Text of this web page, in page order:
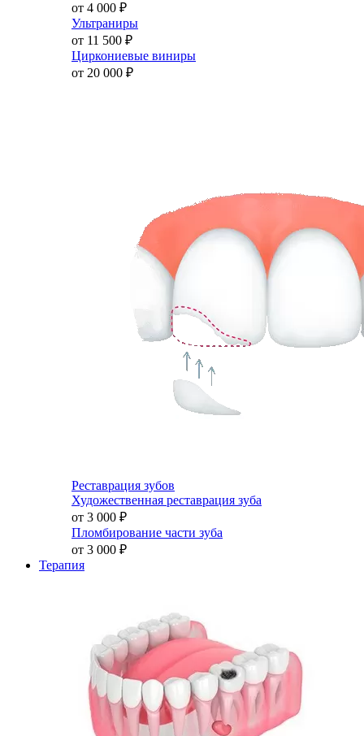
от 4 000 ₽
Ультраниры
от 11 500 ₽
Циркониевые виниры
от 20 000 ₽
Реставрация зубов
Художественная реставрация зуба
от 3 000 ₽
Пломбирование части зуба
от 3 000 ₽
Терапия